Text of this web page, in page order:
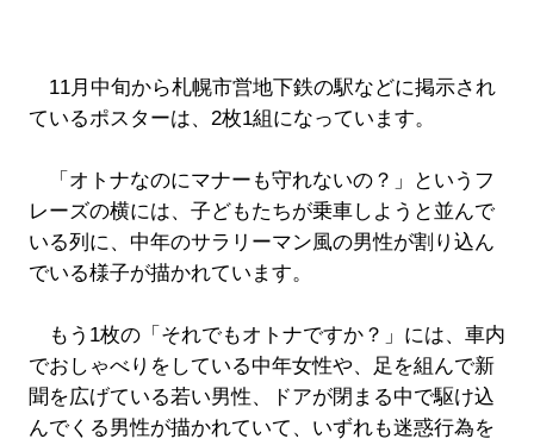
11月中旬から札幌市営地下鉄の駅などに掲示され
ているポスターは、2枚1組になっています。
「オトナなのにマナーも守れないの？」というフ
レーズの横には、子どもたちが乗車しようと並んで
いる列に、中年のサラリーマン風の男性が割り込ん
でいる様子が描かれています。
もう1枚の「それでもオトナですか？」には、車内
でおしゃべりをしている中年女性や、足を組んで新
聞を広げている若い男性、ドアが閉まる中で駆け込
んでくる男性が描かれていて、いずれも迷惑行為を